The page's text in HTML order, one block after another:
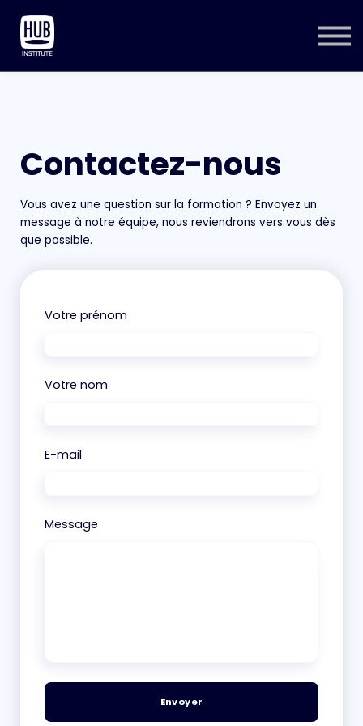
Contactez-nous
Vous avez une question sur la formation ? Envoyez un
message à notre équipe, nous reviendrons vers vous dès
que possible.
Votre prénom
Votre nom
E-mail
Message
Envoyer